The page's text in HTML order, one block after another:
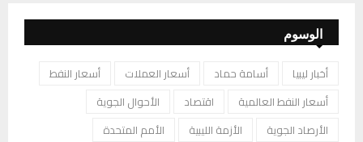
الوسوم
أخبار ليبيا أسامة حماد أسعار العملات
أسعار النفط
أسعار النفط العالمية
اقتصاد
الأحوال الجوية
الأرصاد الجوية
الأزمة الليبية
الأمم المتحدة